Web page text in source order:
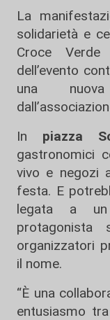
La
solidarietà e
Croce
dell’evento
una
In piazza
gastronomici
vivo e negozi
festa. E
legata a un
organizzatori
il nome.
“È una
entusiasmo tra